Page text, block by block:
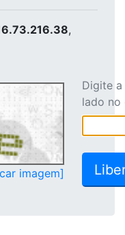
,
imagem]
Digite
lado no